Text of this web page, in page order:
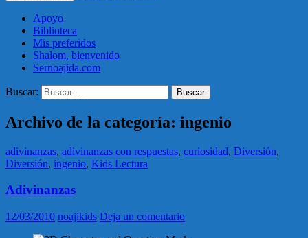
Apoyo
Biblioteca
Mis preferidos
Shalom, bienvenido
Sernoajida.com
Buscar:
Archivo de la categoría: ingenio
adivinanzas, adivinanzas con respuestas, curiosidad, Diversión,
Diversión, ingenio, Kids Lectura
Adivinanzas
12/03/2010 noajikids Deja un comentario